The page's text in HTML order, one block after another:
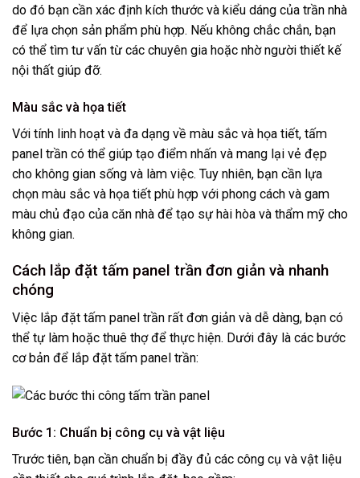
do đó bạn cần xác định kích thước và kiểu dáng của trần nhà
để lựa chọn sản phẩm phù hợp. Nếu không chắc chắn, bạn
có thể tìm tư vấn từ các chuyên gia hoặc nhờ người thiết kế
nội thất giúp đỡ.
Màu sắc và họa tiết
Với tính linh hoạt và đa dạng về màu sắc và họa tiết, tấm
panel trần có thể giúp tạo điểm nhấn và mang lại vẻ đẹp
cho không gian sống và làm việc. Tuy nhiên, bạn cần lựa
chọn màu sắc và họa tiết phù hợp với phong cách và gam
màu chủ đạo của căn nhà để tạo sự hài hòa và thẩm mỹ cho
không gian.
Cách lắp đặt tấm panel trần đơn giản và nhanh
chóng
Việc lắp đặt tấm panel trần rất đơn giản và dễ dàng, bạn có
thể tự làm hoặc thuê thợ để thực hiện. Dưới đây là các bước
cơ bản để lắp đặt tấm panel trần:
Bước 1: Chuẩn bị công cụ và vật liệu
Trước tiên, bạn cần chuẩn bị đầy đủ các công cụ và vật liệu